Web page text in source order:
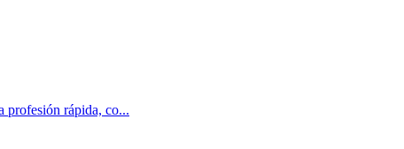
profesión rápida, co...